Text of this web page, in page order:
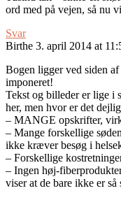
ord med på vejen, så nu
Svar
Birthe 3. april 2014 at
Bogen ligger ved siden
imponeret!
Tekst og billeder er lige i
her, men hvor er det
– MANGE opskrifter,
– Mange forskellige
ikke kræver besøg i
– Forskellige
– Ingen høj-
viser at de bare ikke er